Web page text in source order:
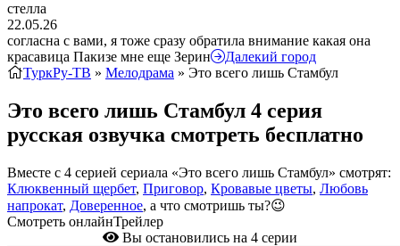
стелла
22.05.26
согласна с вами, я тоже сразу обратила внимание какая она
красавица Пакизе мне еще Зерин
Далекий город
ТуркРу-ТВ » Мелодрама » Это всего лишь Стамбул
Это всего лишь Стамбул 4 серия
русская озвучка смотреть бесплатно
Вместе с 4 серией сериала «Это всего лишь Стамбул» смотрят:
Клюквенный щербет, Приговор, Кровавые цветы, Любовь
напрокат, Доверенное, а что смотришь ты?😉
Смотреть онлайнТрейлер
Вы остановились на 4 серии